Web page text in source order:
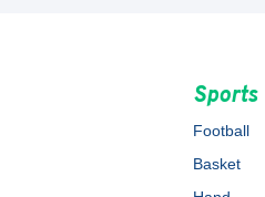
Sports
Football
Basket